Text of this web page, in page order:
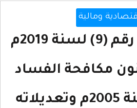
ومالية
قرار بقانون رقم (9) لسنة 2019م
مكافحة الفساد